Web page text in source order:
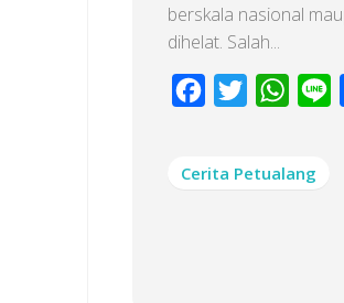
berskala nasional
dihelat. Salah...
Facebook
Twitter
Cerita Petualang